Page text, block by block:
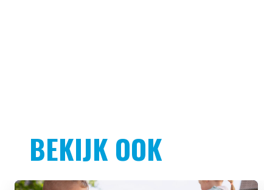
BEKIJK OOK